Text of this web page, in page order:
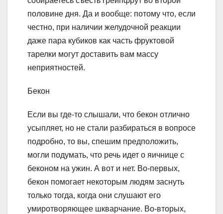
половине дня. Да и вообще: потому что, если
честно, при наличии желудочной реакции
даже пара кубиков как часть фруктовой
тарелки могут доставить вам массу
неприятностей.
Бекон
Если вы где-то слышали, что бекон отлично
усыпляет, но не стали разбираться в вопросе
подробно, то вы, спешим предположить,
могли подумать, что речь идет о яичнице с
беконом на ужин. А вот и нет. Во-первых,
бекон помогает некоторым людям заснуть
только тогда, когда они слушают его
умиротворяющее шкварчание. Во-вторых,